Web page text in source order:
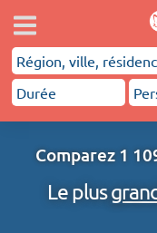
Comparez 1
Le plus